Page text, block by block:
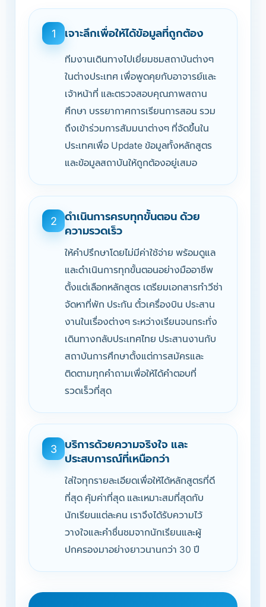
1 เจาะลึกเพื่อให้ได้ข้อมูลที่ถูกต้อง
ทีมงานเดินทางไปเยี่ยมชมสถาบันต่างๆ
ในต่างประเทศ เพื่อพูดคุยกับอาจารย์และ
เจ้าหน้าที่ และตรวจสอบคุณภาพสถาน
ศึกษา บรรยากาศการเรียนการสอน รวม
ถึงเข้าร่วมการสัมมนาต่างๆ ที่จัดขึ้นใน
ประเทศเพื่อ Update ข้อมูลทั้งหลักสูตร
และข้อมูลสถาบันให้ถูกต้องอยู่เสมอ
2
ดำเนินการครบทุกขั้นตอน ด้วย
ความรวดเร็ว
ให้คำปรึกษาโดยไม่มีค่าใช้จ่าย พร้อมดูแล
และดำเนินการทุกขั้นตอนอย่างมืออาชีพ
ตั้งแต่เลือกหลักสูตร เตรียมเอกสารทำวีซ่า
จัดหาที่พัก ประกัน ตั๋วเครื่องบิน ประสาน
งานในเรื่องต่างๆ ระหว่างเรียนจนกระทั่ง
เดินทางกลับประเทศไทย ประสานงานกับ
สถาบันการศึกษาตั้งแต่การสมัครและ
ติดตามทุกคำถามเพื่อให้ได้คำตอบที่
รวดเร็วที่สุด
3
บริการด้วยความจริงใจ และ
ประสบการณ์ที่เหนือกว่า
ใส่ใจทุกรายละเอียดเพื่อให้ได้หลักสูตรที่ดี
ที่สุด คุ้มค่าที่สุด และเหมาะสมที่สุดกับ
นักเรียนแต่ละคน เราจึงได้รับความไว้
วางใจและคำชื่นชมจากนักเรียนและผู้
ปกครองมาอย่างยาวนานกว่า 30 ปี